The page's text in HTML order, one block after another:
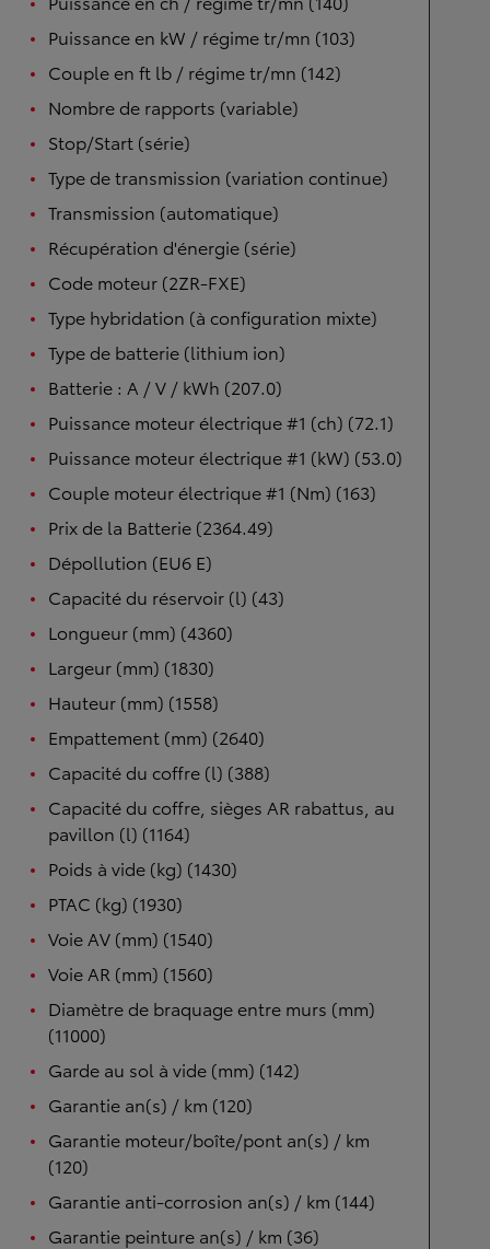
Puissance en kW / régime tr/mn (103)
Couple en ft lb / régime tr/mn (142)
Nombre de rapports (variable)
Stop/Start (série)
Type de transmission (variation continue)
Transmission (automatique)
Récupération d'énergie (série)
Code moteur (2ZR-FXE)
Type hybridation (à configuration mixte)
Type de batterie (lithium ion)
Batterie : A / V / kWh (207.0)
Puissance moteur électrique #1 (ch) (72.1)
Puissance moteur électrique #1 (kW) (53.0)
Couple moteur électrique #1 (Nm) (163)
Prix de la Batterie (2364.49)
Dépollution (EU6 E)
Capacité du réservoir (l) (43)
Longueur (mm) (4360)
Largeur (mm) (1830)
Hauteur (mm) (1558)
Empattement (mm) (2640)
Capacité du coffre (l) (388)
Capacité du coffre, sièges AR rabattus, au
pavillon (l) (1164)
Poids à vide (kg) (1430)
PTAC (kg) (1930)
Voie AV (mm) (1540)
Voie AR (mm) (1560)
Diamètre de braquage entre murs (mm)
(11000)
Garde au sol à vide (mm) (142)
Garantie an(s) / km (120)
Garantie moteur/boîte/pont an(s) / km
(120)
Garantie anti-corrosion an(s) / km (144)
Garantie peinture an(s) / km (36)